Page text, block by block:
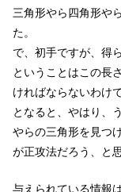
三角形やら四角形や
た。
で、初手ですが、得
ということはこの長
ければならないわけで
となると、やはり、
やらの三角形を見つ
が正攻法だろう、と
与えられている情報